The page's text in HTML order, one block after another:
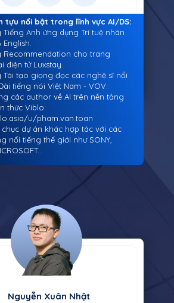
Nguyễn Xuân Nhật
tựu nổi bật trong lĩnh vực AI/DS:
Tiếng Anh ứng dụng Trí tuệ nhân
English.
Recommendation cho trang
điện tử Luxstay.
Tái tạo giọng đọc các nghệ sĩ nổi
tiếng nói Việt Nam - VOV.
các author về AI trên nền tảng
thức Viblo:
u/pham.van.toan
dự án khác hợp tác với các
nổi tiếng thế giới như SONY,